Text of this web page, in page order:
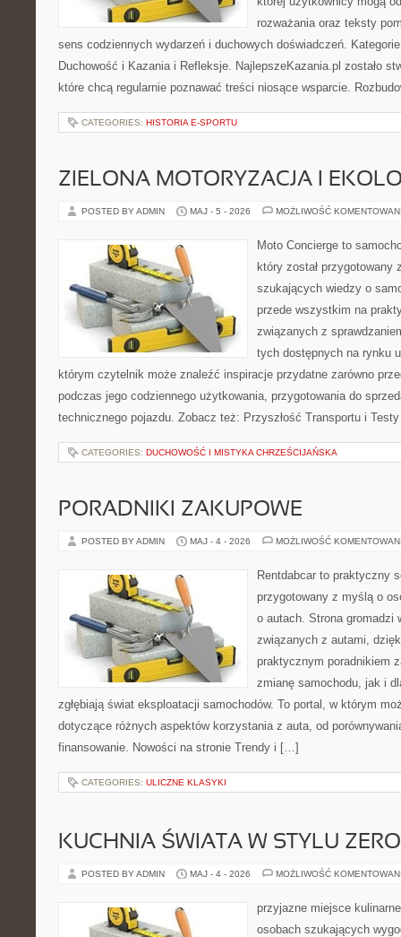
rozważania oraz teksty
sens codziennych wydarzeń i duchowych doświadczeń.
Duchowość i Kazania i Refleksje. NajlepszeKazania.pl zostało
które chcą regularnie poznawać treści niosące wsparcie.
CATEGORIES: HISTORIA E-SPORTU
ZIELONA MOTORYZACJA I
POSTED BY ADMIN MAJ - 5 - 2026 MOŻLIWOŚĆ
Moto Concierge to
który został przygotowany
szukających wiedzy o
przede wszystkim na
związanych z
tych dostępnych na rynku
którym czytelnik może znaleźć inspiracje przydatne zarówno
podczas jego codziennego użytkowania, przygotowania do
technicznego pojazdu. Zobacz też: Przyszłość Transportu i
CATEGORIES: DUCHOWOŚĆ I MISTYKA CHRZEŚCIJAŃSKA
PORADNIKI ZAKUPOWE
POSTED BY ADMIN MAJ - 4 - 2026 MOŻLIWOŚĆ
Rentdabcar to praktyczny
przygotowany z myślą o
o autach. Strona gromadzi
związanych z autami,
praktycznym poradnikiem
zmianę samochodu, jak i
zgłębiają świat eksploatacji samochodów. To portal, w którym
dotyczące różnych aspektów korzystania z auta, od
finansowanie. Nowości na stronie Trendy i […]
CATEGORIES: ULICZNE KLASYKI
KUCHNIA ŚWIATA W STYLU
POSTED BY ADMIN MAJ - 4 - 2026 MOŻLIWOŚĆ
przyjazne miejsce
osobach szukających